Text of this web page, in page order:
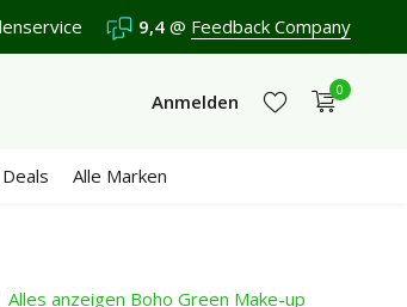
€5,95 (DE)Kostenlosab €65 Wir
9,4 @ Feedback Company
Anmelden
0
Alle Marken
Alles anzeigen Boho Green Make-up